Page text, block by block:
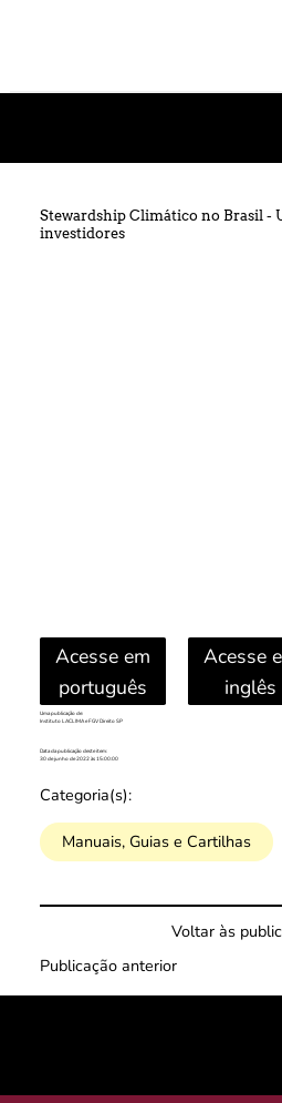
Stewardship Climático no Brasil -
investidores
Acesse em
português
Acesse
inglês
Uma publicação de:
Instituto LACLIMA e FGV Direito SP
Data da publicação deste item:
30 de junho de 2022 às 15:00:00
Categoria(s):
Manuais, Guias e Cartilhas
Voltar às
Publicação anterior